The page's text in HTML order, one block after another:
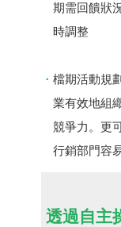
期需回饋狀
時調整
檔期活動規
業有效地組
競爭力。更
行銷部門容
透過自主